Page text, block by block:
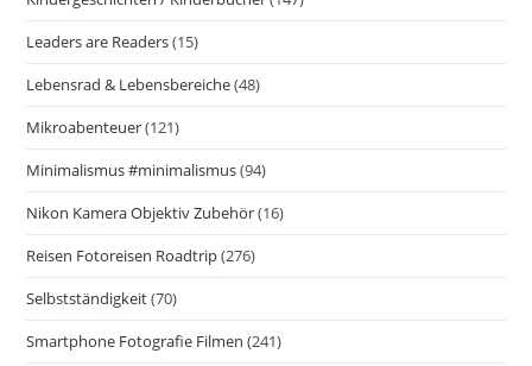
Leaders are Readers(15)
Lebensrad & Lebensbereiche(48)
Mikroabenteuer(121)
Minimalismus #minimalismus(94)
Nikon Kamera Objektiv Zubehör(16)
Reisen Fotoreisen Roadtrip(276)
Selbstständigkeit(70)
Smartphone Fotografie Filmen (241)